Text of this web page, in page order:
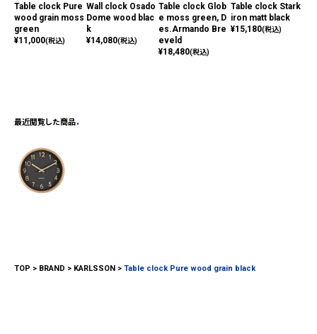
Table clock Pure
wood grain moss
green
¥11,000(税込)
Wall clock Osado
Dome wood blac
k
¥14,080(税込)
Table clock Glob
e moss green, D
es.Armando Bre
eveld
¥18,480(税込)
Table clock Stark
iron matt black
¥15,180(税込)
最近閲覧した商品
TOP BRAND KARLSSON Table clock Pure wood grain black